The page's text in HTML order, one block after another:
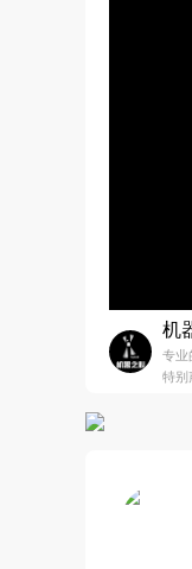
机
专业
特别